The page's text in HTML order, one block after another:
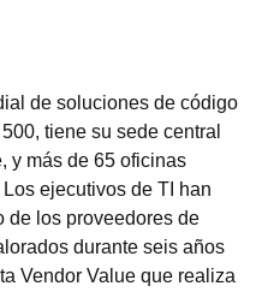
de soluciones de código
tiene su sede central
y más de 65 oficinas
ejecutivos de TI han
de los proveedores de
durante seis años
Vendor Value que realiza